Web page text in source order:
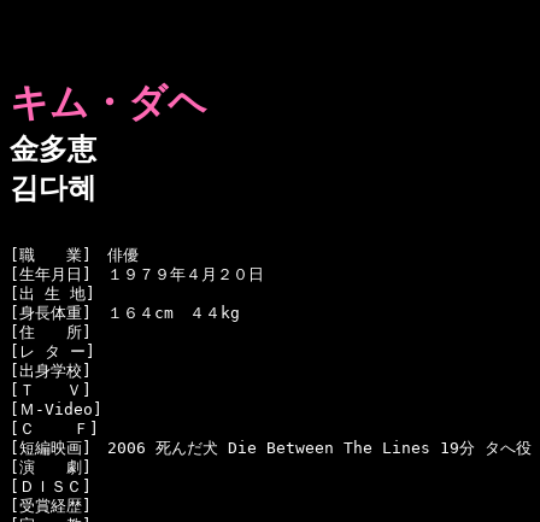
キム・ダヘ
金多恵
김다혜
[職　　業]　俳優
[生年月日]　１９７９年４月２０日
[出 生 地]
[身長体重]　１６４cm　４４kg
[住　　所]
[レ タ ー]
[出身学校]
[Ｔ　　Ｖ]
[Ｍ-Video]
[Ｃ    Ｆ]
[短編映画]　2006 死んだ犬 Die Between The Lines 19分 タへ役
[演　　劇]
[ＤＩＳＣ]
[受賞経歴]